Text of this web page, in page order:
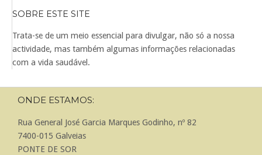
SOBRE ESTE SITE
Trata-se de um meio essencial para divulgar, não só a nossa
actividade, mas também algumas informações relacionadas
com a vida saudável.
ONDE ESTAMOS:
Rua General José Garcia Marques Godinho, nº 82
7400-015 Galveias
PONTE DE SOR